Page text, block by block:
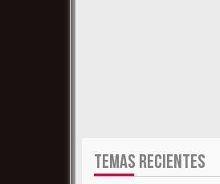
TEMAS RECIENTES